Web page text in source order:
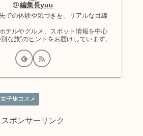
編集長yuu
での体験や気づきを、リアルな目線
テルやグルメ、スポット情報を中心
な旅”のヒントをお届けしています。
女子旅コスメ
スポンサーリンク